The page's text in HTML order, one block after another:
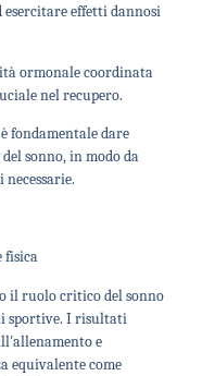
esercitare effetti dannosi
ormonale coordinata
nel recupero.
fondamentale dare
sonno, in modo da
fisica
il ruolo critico del sonno
sportive. I risultati
e
equivalente come